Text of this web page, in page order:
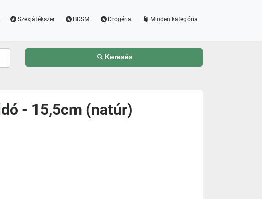
Szexjátékszer BDSM Drogéria Minden kategória
Keresés
- 15,5cm (natúr)